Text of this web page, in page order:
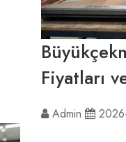
Fiyatları
Admin